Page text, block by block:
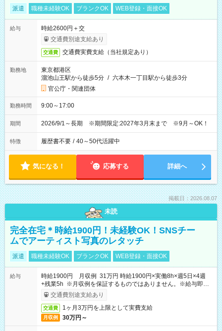
派遣 職種未経験OK ブランクOK WEB登録・面接OK
給与
時給2600円＋交
交通費別途支給あり
交通費 交通費実費支給（当社規定あり）
勤務地
東京都港区
溜池山王駅から徒歩5分 / 六本木一丁目駅から徒歩3分
官公庁・関連団体
勤務時間 9:00～17:00
期間 2026/9/1～長期 ※期間限定:2027年3月末まで ※9月～OK！
特徴 履歴書不要 / 40～50代活躍中
気になる！ 応募する 詳細へ
掲載日：2026.08.07
未読
完全在宅＊時給1900円！未経験OK！SNSチー
ムでアーティスト写真のレタッチ
派遣 職種未経験OK ブランクOK WEB登録・面接OK
給与
時給1900円 月収例 31万円 時給1900円×実働8h×週5日×4週
+残業5h ※月収例を保証するものではありません。※給与即受
取りサービス利用可（利用条件有）
交通費別途支給あり
交通費 1ヶ月3万円を上限として実費支給
月収例 30万円～